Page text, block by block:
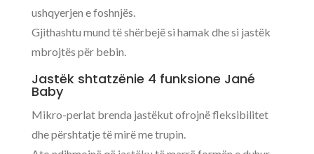
ushqyerjen e foshnjës.
Gjithashtu mund të shërbejë si hamak dhe si jastëk
mbrojtës për bebin.
Jastëk shtatzënie 4 funksione Jané
Baby
Mikro-perlat brenda jastëkut ofrojnë fleksibilitet
dhe përshtatje të mirë me trupin.